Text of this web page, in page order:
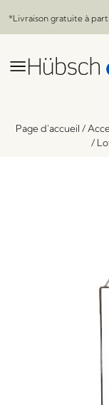
*Livraison gratuite à
Page d'accueil /
/